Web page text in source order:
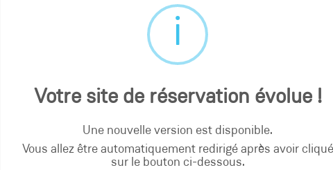
Votre site de réservation évolue !
Une nouvelle version est disponible.
Vous allez être automatiquement redirigé après avoir cliqué
sur le bouton ci-dessous.